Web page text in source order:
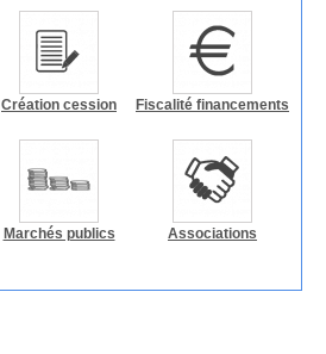
Création cession
Marchés publics
Fiscalité financements
Associations